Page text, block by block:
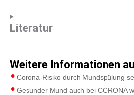
Literatur
Weitere Informationen
Corona-Risiko durch Mundspülung
Gesunder Mund auch bei CORONA